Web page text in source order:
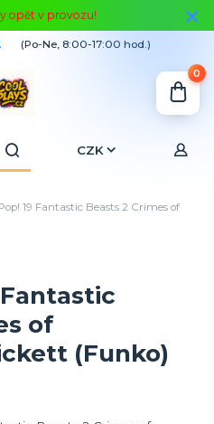
opět v provozu!
CZK
(Po-Ne, 8:00-17:00 hod.)
0
19 Fantastic Beasts 2 Crimes of
of
(Funko)